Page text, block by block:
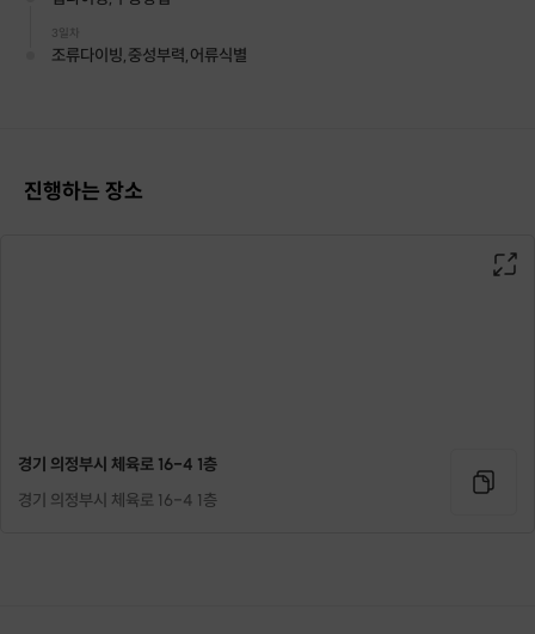
3일차
조류다이빙,중성부력,어류식별
진행하는 장소
경기 의정부시 체육로 16-4 1층
경기 의정부시 체육로 16-4 1층